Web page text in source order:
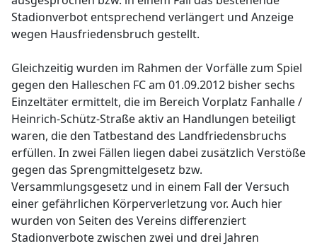
Stadionverbot entsprechend verlängert und Anzeige
wegen Hausfriedensbruch gestellt.
Gleichzeitig wurden im Rahmen der Vorfälle zum Spiel
gegen den Halleschen FC am 01.09.2012 bisher sechs
Einzeltäter ermittelt, die im Bereich Vorplatz Fanhalle /
Heinrich-Schütz-Straße aktiv an Handlungen beteiligt
waren, die den Tatbestand des Landfriedensbruchs
erfüllen. In zwei Fällen liegen dabei zusätzlich Verstöße
gegen das Sprengmittelgesetz bzw.
Versammlungsgesetz und in einem Fall der Versuch
einer gefährlichen Körperverletzung vor. Auch hier
wurden von Seiten des Vereins differenziert
Stadionverbote zwischen zwei und drei Jahren